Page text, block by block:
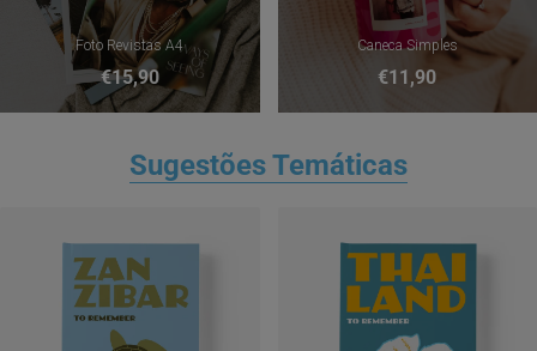
Foto Revistas A4
€15,90
Caneca Simples
€11,90
Sugestões Temáticas